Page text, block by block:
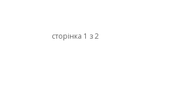
сторінка 1 з 2